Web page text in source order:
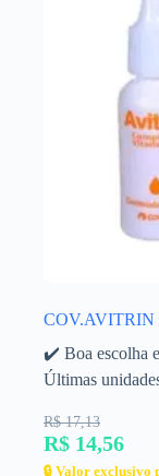
✔️ Boa escolha
Últimas
R$ 17,13
R$ 14,56
🔒 Valor exclusivo